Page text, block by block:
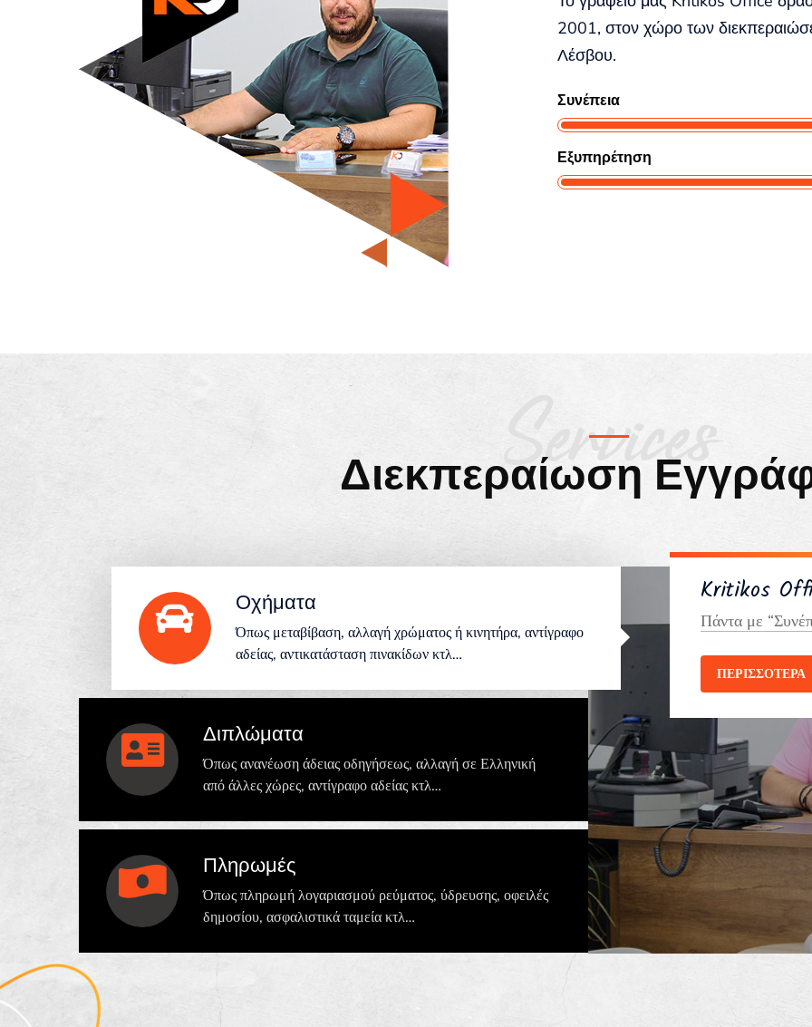
2001, στον χώρο των
Λέσβου.
Συνέπεια
Εξυπηρέτηση
Services
Διεκπεραίωση
Οχήματα
Όπως μεταβίβαση, αλλαγή χρώματος ή κινητήρα, αντίγραφο
αδείας, αντικατάσταση πινακίδων κτλ…
Διπλώματα
Όπως ανανέωση άδειας οδηγήσεως, αλλαγή σε Ελληνική
από άλλες χώρες, αντίγραφο αδείας κτλ…
Πληρωμές
Όπως πληρωμή λογαριασμού ρεύματος, ύδρευσης, οφειλές
δημοσίου, ασφαλιστικά ταμεία κτλ…
Kritikos
Πάντα με
ΠΕΡΙΣΣΟΤΕΡΑ